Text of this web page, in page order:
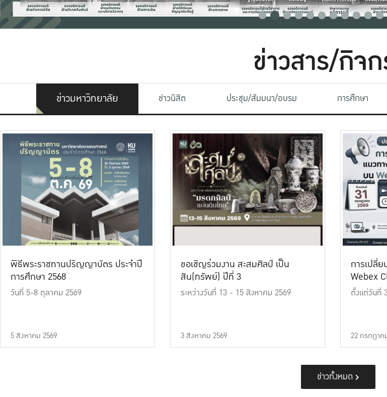
ข่าวสาร/กิจ
ข่าวมหาวิทยาลัย ข่าวนิสิต ประชุม/สัมมนา/อบรม การศึกษา
พิธีพระราชทานปริญญาบัตร ประจำปี
การศึกษา 2568
วันที่ 5-8 ตุลาคม 2569
5 สิงหาคม 2569
ขอเชิญร่วมงาน สะสมศิลป์ เป็น
สิน(ทรัพย์) ปีที่ 3
ระหว่างวันที่ 13 - 15 สิงหาคม 2569
3 สิงหาคม 2569
การเปลี่
Webex
ตั้งแต่วันที่
22 กรกฎาค
ข่าวทั้งหมด